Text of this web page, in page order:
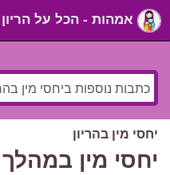
יחסי מין בהריון
יחסי מין במהלך